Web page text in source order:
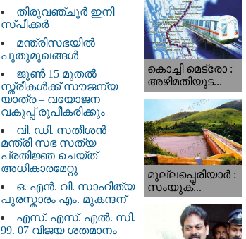
തിരുവഞ്ചൂർ ഇനി
സ്പീക്കർ
മന്ത്രിസഭയിൽ
പുതുമുഖങ്ങൾ
ജൂൺ 15 മുതൽ
സ്ത്രീകൾക്ക് സൗജന്യ
യാത്ര – വയോജന
വകുപ്പ് രൂപീകരിക്കും
വി. ഡി. സതീശന്‍
മന്ത്രി സഭ സത്യ
പ്രതിജ്ഞ ചെയ്ത്
അധികാരമേറ്റു
ഒ. എൻ. വി. സാഹിത്യ
പുരസ്കാരം എം. മുകന്ദന്
എസ്. എസ്. എൽ. സി.
99. 07 വിജയ ശതമാനം
കൊച്ചി മെട്രോ :
അഴിമതിയുട...
മുല്ലപ്പെരിയാര്‍ :
സംയുക്...